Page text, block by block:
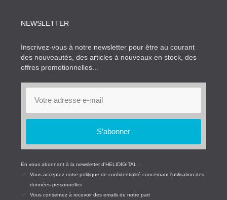
NEWSLETTER
Inscrivez-vous à notre newsletter pour être au courant
des nouveautés, des articles à nouveaux en stock, des
offres promotionnelles...
S’abonner
En vous abonnant à la newsletter d'HELIDIGITAL :
Vous acceptez notre politique de confidentialité concernant l'utilisation des
données personnelles
Vous consentez à recevoir des emails de notre part